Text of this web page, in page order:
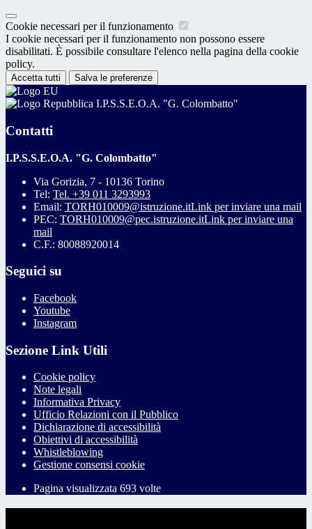
Cookie necessari per il funzionamento
I cookie necessari per il funzionamento non possono essere
disabilitati. È possibile consultare l'elenco nella pagina della cookie
policy.
Accetta tutti Salva le preferenze
I.P.S.S.E.O.A. "G. Colombatto"
Contatti
I.P.S.S.E.O.A. "G. Colombatto"
Via Gorizia, 7 - 10136 Torino
Tel: Tel. +39 011 3293993
Email: TORH010009@istruzione.itLink per inviare una mail
PEC: TORH010009@pec.istruzione.itLink per inviare una
mail
C.F.: 80088920014
Seguici su
Facebook
Youtube
Instagram
Sezione Link Utili
Cookie policy
Note legali
Informativa Privacy
Ufficio Relazioni con il Pubblico
Dichiarazione di accessibilità
Obiettivi di accessibilità
Whistleblowing
Gestione consensi cookie
Pagina visualizzata 693 volte